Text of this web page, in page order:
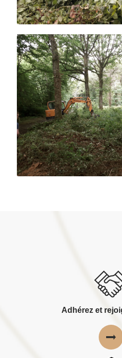
Adhérez et